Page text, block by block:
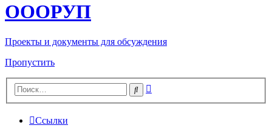
ОООРУП
Проекты и документы для обсуждения
Пропустить
Поиск
Ссылки